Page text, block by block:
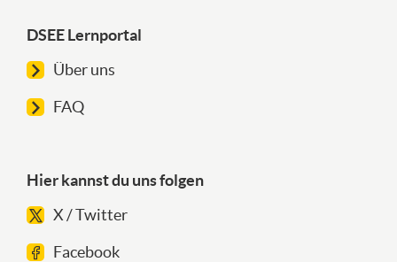
DSEE Lernportal
Über uns
FAQ
Hier kannst du uns folgen
X / Twitter
Facebook